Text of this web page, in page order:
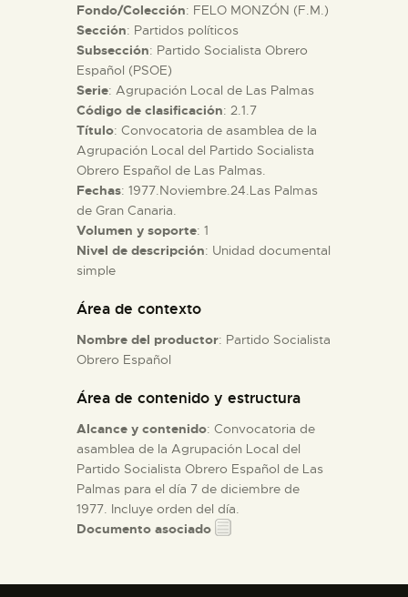
█
EL MUSEO
COLECCIONES
DIDÁCTICA
ESPAÑOL
Fondo/Colección: FELO MONZÓN (F.M.)
Sección: Partidos políticos
Subsección: Partido Socialista Obrero
Español (PSOE)
Serie: Agrupación Local de Las Palmas
Código de clasificación: 2.1.7
Título: Convocatoria de asamblea de la
Agrupación Local del Partido Socialista
Obrero Español de Las Palmas.
Fechas: 1977.Noviembre.24.Las Palmas
de Gran Canaria.
Volumen y soporte: 1
Nivel de descripción: Unidad documental
simple
Área de contexto
Nombre del productor: Partido Socialista
Obrero Español
Área de contenido y estructura
Alcance y contenido: Convocatoria de
asamblea de la Agrupación Local del
Partido Socialista Obrero Español de Las
Palmas para el día 7 de diciembre de
1977. Incluye orden del día.
Documento asociado